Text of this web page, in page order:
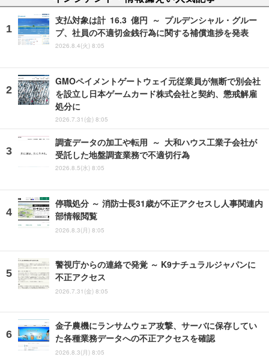
支払対象は計 16.3 億円 ～ プルデンシャル・グルー
プ、社員の不適切金銭行為に関する補償進捗を発表
2026.8.4(火) 8:05
GMOペイメントゲートウェイ元従業員が無断で別会社
を設立し日本ゲームカード株式会社と契約、懲戒解雇
処分に
2026.7.31(金) 8:05
調査データの加工や転用 ～ 大和ハウス工業子会社が
受託した地盤調査業務で不適切行為
2026.8.5(水) 8:05
停職処分 ～ 消防士長31歳が不正アクセスし人事関連内
部情報閲覧
2026.8.3(月) 8:05
警視庁からの連絡で発覚 ～ K9ナチュラルジャパンに
不正アクセス
2026.7.31(金) 8:05
金子農機にランサムウェア攻撃、サーバに保存してい
た各種業務データへの不正アクセスを確認
2026.8.3(月) 8:05